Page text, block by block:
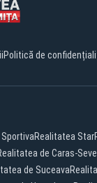
Politică de
Realitatea Star
de Caras-
de Suceava